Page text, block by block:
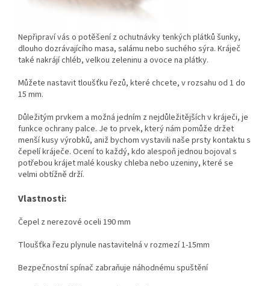
Nepřipraví vás o potěšení z ochutnávky tenkých plátků šunky,
dlouho dozrávajícího masa, salámu nebo suchého sýra. Kráječ
také nakrájí chléb, velkou zeleninu a ovoce na plátky.
Můžete nastavit tloušťku řezů, které chcete, v rozsahu od 1 do
15 mm.
Důležitým prvkem a možná jedním z nejdůležitějších v kráječi, je
funkce ochrany palce. Je to prvek, který nám pomůže držet
menší kusy výrobků, aniž bychom vystavili naše prsty kontaktu s
čepelí kráječe. Ocení to každý, kdo alespoň jednou bojoval s
potřebou krájet malé kousky chleba nebo uzeniny, které se
velmi obtížně drží.
Vlastnosti:
Čepel z nerezové oceli 190 mm
Tloušťka řezu plynule nastavitelná v rozmezí 1-15mm
Bezpečnostní spínač zabraňuje náhodnému spuštění